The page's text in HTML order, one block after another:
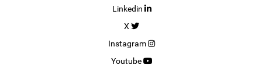
Linkedin
X
Instagram
Youtube